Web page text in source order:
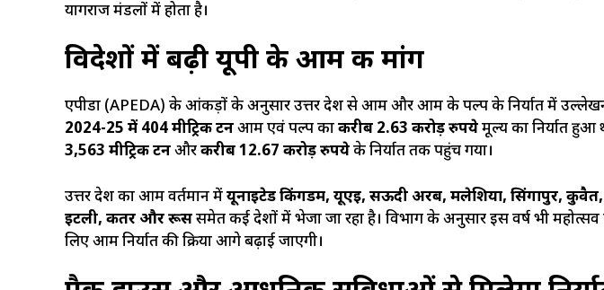
प्रयागराज मंडलों में होता है।
विदेशों में बढ़ी यूपी के आम की मांग
एपीडा (APEDA) के आंकड़ों के अनुसार उत्तर प्रदेश से आम और आम के पल्प के निर्यात में
2024-25 में 404 मीट्रिक टनआम एवं पल्प काकरीब 2.63 करोड़ रुपयेमूल्य का निर्यात हुआ
3,563 मीट्रिक टनऔरकरीब 12.67 करोड़ रुपयेके निर्यात तक पहुंच गया।
उत्तर प्रदेश का आम वर्तमान मेंयूनाइटेड किंगडम, यूएई, सऊदी अरब, मलेशिया, सिंगापुर,
इटली, कतर और रूससमेत कई देशों में भेजा जा रहा है। विभाग के अनुसार इस वर्ष भी महोत्सव के
लिए आम निर्यात की प्रक्रिया आगे बढ़ाई जाएगी।